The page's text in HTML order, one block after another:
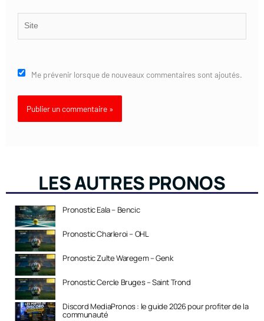
Me prévenir lorsque de nouveaux commentaires sont ajoutés.
LES AUTRES PRONOS
Pronostic Eala – Bencic
Pronostic Charleroi – OHL
Pronostic Zulte Waregem – Genk
Pronostic Cercle Bruges – Saint Trond
Discord MediaPronos : le guide 2026 pour profiter de la
communauté